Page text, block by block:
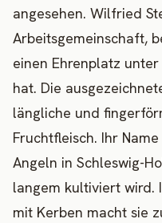
angesehen. Wilfried
Arbeitsgemeinschaft,
einen Ehrenplatz
hat. Die
längliche und
Fruchtfleisch. Ihr
Angeln in Schleswig-
langem kultiviert wird.
mit Kerben macht sie